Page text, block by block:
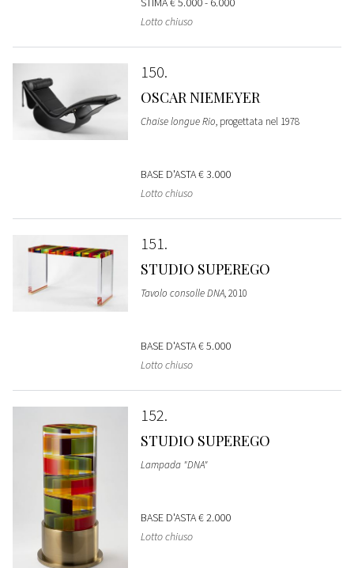
Lotto chiuso
150
OSCAR NIEMEYER
Chaise longue Rio, progettata nel 1978
BASE D'ASTA€ 3.000
Lotto chiuso
151
STUDIO SUPEREGO
Tavolo consolle DNA, 2010
BASE D'ASTA€ 5.000
Lotto chiuso
152
STUDIO SUPEREGO
Lampada "DNA"
BASE D'ASTA€ 2.000
Lotto chiuso